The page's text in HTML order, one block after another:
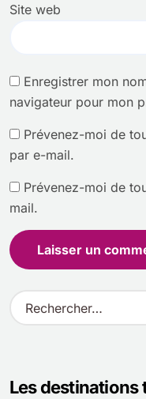
Site web
Enregistrer mon
navigateur pour mon
Prévenez-moi de
par e-mail.
Prévenez-moi de
mail.
R
e
rLes destinations